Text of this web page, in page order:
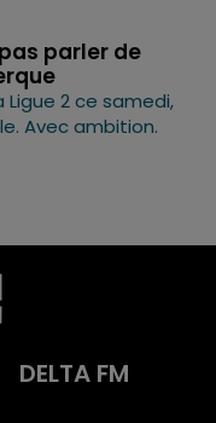
parler de
2 ce samedi,
Avec ambition.
DELTA FM